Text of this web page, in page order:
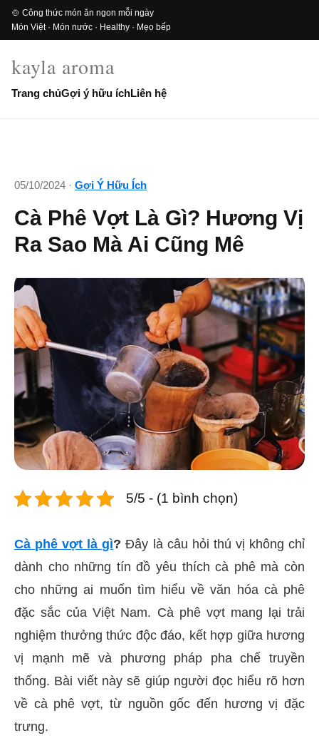
🍲 Công thức món ăn ngon mỗi ngày
Món Việt · Món nước · Healthy · Mẹo bếp
kayla aroma
Trang chủGợi ý hữu íchLiên hệ
05/10/2024 · Gợi Ý Hữu Ích
Cà Phê Vợt Là Gì? Hương Vị
Ra Sao Mà Ai Cũng Mê
5/5 - (1 bình chọn)
Cà phê vợt là gì?Đây là câu hỏi thú vị không chỉ
dành cho những tín đồ yêu thích cà phê mà còn
cho những ai muốn tìm hiểu về văn hóa cà phê
đặc sắc của Việt Nam. Cà phê vợt mang lại trải
nghiệm thưởng thức độc đáo, kết hợp giữa hương
vị mạnh mẽ và phương pháp pha chế truyền
thống. Bài viết này sẽ giúp người đọc hiểu rõ hơn
về cà phê vợt, từ nguồn gốc đến hương vị đặc
trưng.